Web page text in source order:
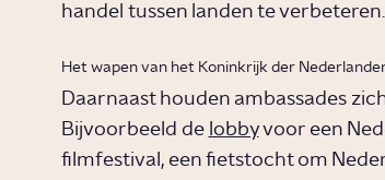
handel tussen landen te
Het wapen van het Koninkrijk der
Daarnaast houden ambassades
Bijvoorbeeld de lobbyvoor een
filmfestival, een fietstocht om